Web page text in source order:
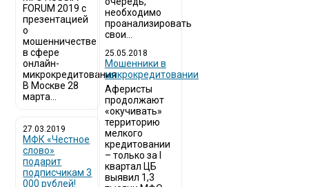
FORUM 2019 с
презентацией
о
мошенничестве
в сфере
онлайн-
микрокредитования
В Москве 28
марта...
27.03.2019
МФК «Честное
слово»
подарит
подписчикам 3
000 рублей!
необходимо
проанализировать
свои...
25.05.2018
Мошенники в
микрокредитовании
Аферисты
продолжают
«окучивать»
территорию
мелкого
кредитовании
– только за I
квартал ЦБ
выявил 1,3